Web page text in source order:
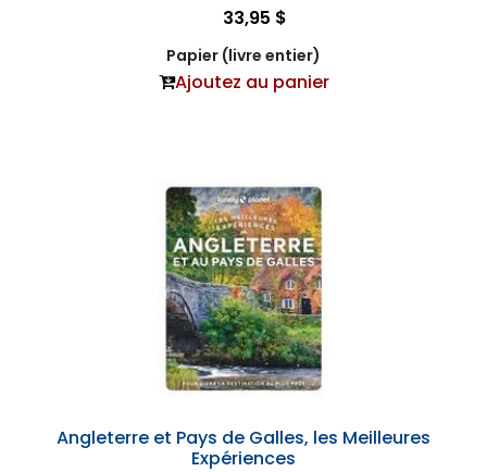
33,95 $
Papier (livre entier)
Ajoutez au panier
Angleterre et Pays de Galles, les Meilleures
Expériences